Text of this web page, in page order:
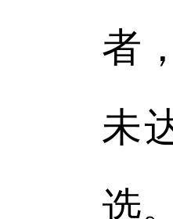
者
未
选。